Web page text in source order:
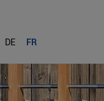
DE FR